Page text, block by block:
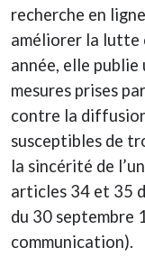
recherche en
améliorer la lutte
année, elle publie
mesures prises
contre la
susceptibles de
la sincérité de
articles 34 et 35
du 30 septembre
communication).